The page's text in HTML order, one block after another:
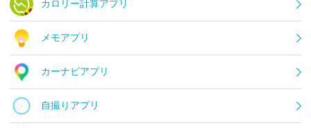
カロリー計算アプリ
メモアプリ
カーナビアプリ
自撮りアプリ